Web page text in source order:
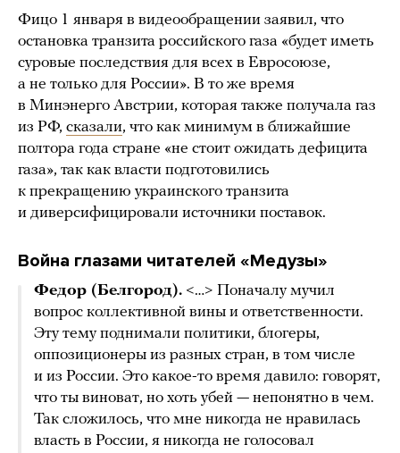
Фицо 1 января в видеообращении заявил, что
остановка транзита российского газа «будет иметь
суровые последствия для всех в Евросоюзе,
а не только для России». В то же время
в Минэнерго Австрии, которая также получала газ
из РФ, сказали, что как минимум в ближайшие
полтора года стране «не стоит ожидать дефицита
газа», так как власти подготовились
к прекращению украинского транзита
и диверсифицировали источники поставок.
Война глазами читателей «Медузы»
Федор (Белгород). <…> Поначалу мучил
вопрос коллективной вины и ответственности.
Эту тему поднимали политики, блогеры,
оппозиционеры из разных стран, в том числе
и из России. Это какое-то время давило: говорят,
что ты виноват, но хоть убей — непонятно в чем.
Так сложилось, что мне никогда не нравилась
власть в России, я никогда не голосовал